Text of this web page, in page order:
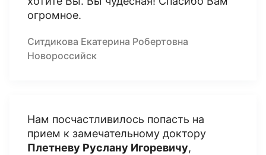
огромное.
Ситдикова Екатерина Робертовна
Новороссийск
Нам посчастливилось попасть на
прием к замечательному доктору
Плетневу Руслану Игоревичу,